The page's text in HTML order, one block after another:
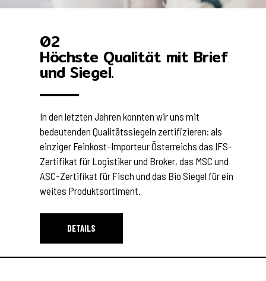
02
Höchste Qualität mit Brief
und Siegel.
In den letzten Jahren konnten wir uns mit
bedeutenden Qualitätssiegeln zertifizieren: als
einziger Feinkost-Importeur Österreichs das IFS-
Zertifikat für Logistiker und Broker, das MSC und
ASC-Zertifikat für Fisch und das Bio Siegel für ein
weites Produktsortiment.
DETAILS